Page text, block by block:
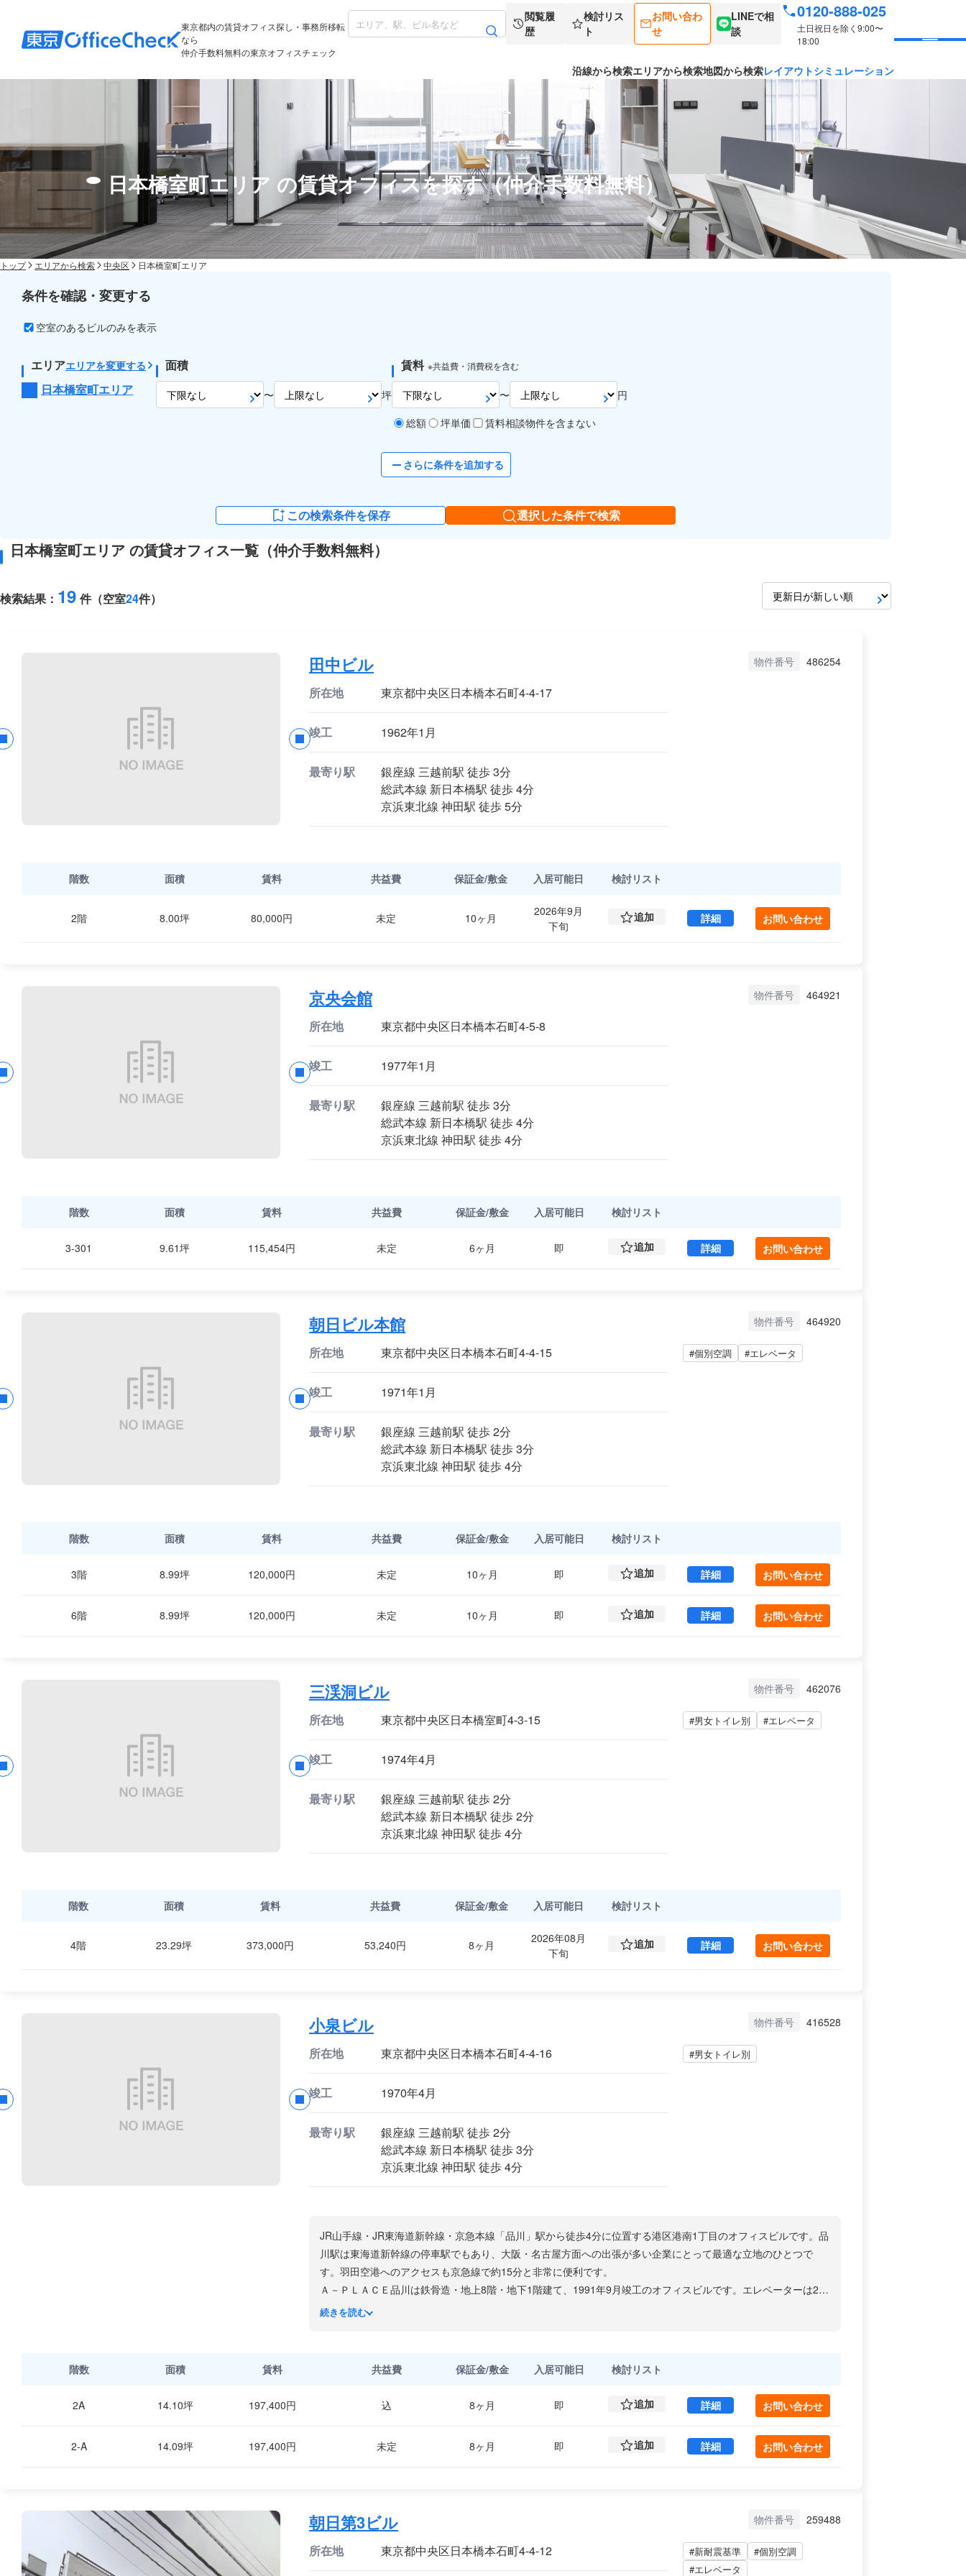
東京都内の賃貸オフィス探し・事務所移転
なら
仲介手数料無料の東京オフィスチェック
閲覧履
歴
検討リス
ト
お問い合わ
せ
LINEで相
談
0120-888-025
土日祝日を除く9:00〜
18:00
沿線から検索エリアから検索地図から検索レイアウトシミュレーション
日本橋室町エリア の賃貸オフィスを探す（仲介手数料無料）
トップ エリアから検索 中央区 日本橋室町エリア
条件を確認・変更する
空室のあるビルのみを表示
エリアエリアを変更する
日本橋室町エリア
面積
〜 坪
賃料 ※共益費・消費税を含む
〜
円
総額
坪単価 賃料相談物件を含まない
さらに条件を追加する
この検索条件を保存 選択した条件で検索
日本橋室町エリア の賃貸オフィス一覧（仲介手数料無料）
検索結果： 19 件（空室24件）
田中ビル 物件番号 486254
所在地 東京都中央区日本橋本石町4-4-17
竣工 1962年1月
最寄り駅
銀座線 三越前駅 徒歩 3分
総武本線 新日本橋駅 徒歩 4分
京浜東北線 神田駅 徒歩 5分
階数 面積 賃料 共益費 保証金/敷金 入居可能日 検討リスト
2階 8.00坪 80,000円 未定 10ヶ月
2026年9月
下旬
追加 詳細田中ビル 2 (26.45㎡) ｜中央区 の賃貸オフィス・セッ
お問い合わせ
京央会館 物件番号 464921
所在地 東京都中央区日本橋本石町4-5-8
竣工 1977年1月
最寄り駅
銀座線 三越前駅 徒歩 3分
総武本線 新日本橋駅 徒歩 4分
京浜東北線 神田駅 徒歩 4分
階数 面積 賃料 共益費 保証金/敷金 入居可能日 検討リスト
3-301 9.61坪 115,454円 未定 6ヶ月 即 追加 詳細京央会館 3-301 (31.77㎡) ｜中央区 の賃貸オフィス
お問い合わせ
朝日ビル本館 物件番号 464920
所在地 東京都中央区日本橋本石町4-4-15
竣工 1971年1月
最寄り駅
銀座線 三越前駅 徒歩 2分
総武本線 新日本橋駅 徒歩 3分
京浜東北線 神田駅 徒歩 4分
#個別空調 #エレベータ
階数 面積 賃料 共益費 保証金/敷金 入居可能日 検討リスト
3階 8.99坪 120,000円 未定 10ヶ月 即 追加 詳細朝日ビル本館 3 (29.72㎡) ｜中央区 の賃貸オフィス・
お問い合わせ
6階 8.99坪 120,000円 未定 10ヶ月 即 追加 詳細朝日ビル本館 6 (29.72㎡) ｜中央区 の賃貸オフィス・
お問い合わせ
三渓洞ビル 物件番号 462076
所在地 東京都中央区日本橋室町4-3-15
竣工 1974年4月
最寄り駅
銀座線 三越前駅 徒歩 2分
総武本線 新日本橋駅 徒歩 2分
京浜東北線 神田駅 徒歩 4分
#男女トイレ別 #エレベータ
階数 面積 賃料 共益費 保証金/敷金 入居可能日 検討リスト
4階 23.29坪 373,000円 53,240円 8ヶ月
2026年08月
下旬
追加 詳細三渓洞ビル 4 (76.99㎡) ｜中央区 の賃貸オフィス・セ
お問い合わせ
小泉ビル 物件番号 416528
所在地 東京都中央区日本橋本石町4-4-16
竣工 1970年4月
最寄り駅
銀座線 三越前駅 徒歩 2分
総武本線 新日本橋駅 徒歩 3分
京浜東北線 神田駅 徒歩 4分
#男女トイレ別
JR山手線・JR東海道新幹線・京急本線「品川」駅から徒歩4分に位置する港区港南1丁目のオフィスビルです。品
川駅は東海道新幹線の停車駅でもあり、大阪・名古屋方面への出張が多い企業にとって最適な立地のひとつで
す。羽田空港へのアクセスも京急線で約15分と非常に便利です。
Ａ－ＰＬＡＣＥ品川は鉄骨造・地上8階・地下1階建て、1991年9月竣工のオフィスビルです。エレベーターは2基
を備え、基準階面積は約123坪と中規模フロアに対応した広さです。天井高2520mm・OAフロア・個別空調・男
点を構えています。新幹線・空港アクセスを重視する企業や、品川エリアでの本格的なオフィス展開をご検討の
企業にお勧めの物件です。
続きを読む
階数 面積 賃料 共益費 保証金/敷金 入居可能日 検討リスト
2A 14.10坪 197,400円 込 8ヶ月 即 追加 詳細小泉ビル 2A (46.61㎡) ｜中央区 の賃貸オフィス・セ
お問い合わせ
2-A 14.09坪 197,400円 未定 8ヶ月 即 追加 詳細小泉ビル 2-A (46.58㎡) ｜中央区 の賃貸オフィス・セ
お問い合わせ
朝日第3ビル 物件番号 259488
所在地 東京都中央区日本橋本石町4-4-12 #新耐震基準
#個別空調
#エレベータ